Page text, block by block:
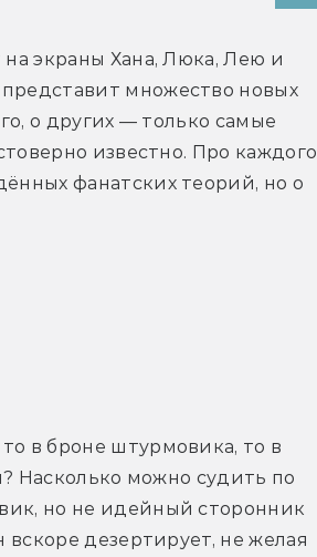
экраны Хана, Люка, Лею и
множество новых
о других — только самые
известно. Про каждого
фанатских теорий, но о
в броне штурмовика, то в
Насколько можно судить по
но не идейный сторонник
дезертирует, не желая